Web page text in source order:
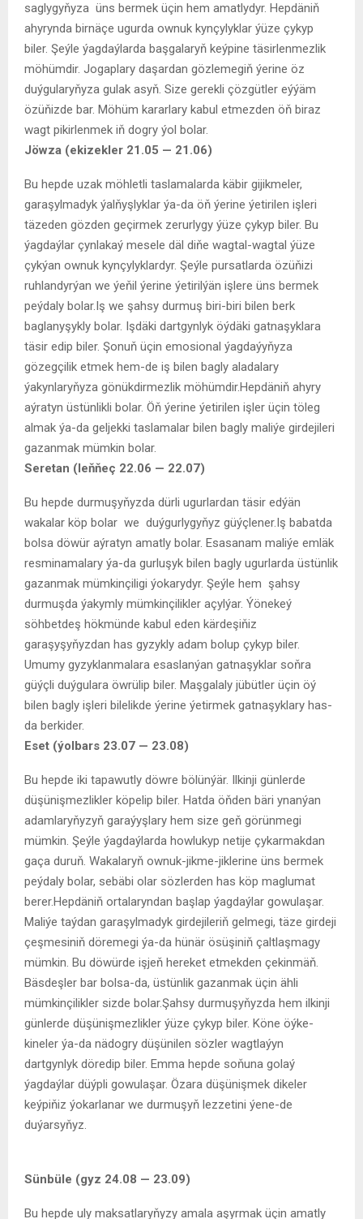
saglygyňyza üns bermek üçin hem amatlydyr. Hepdäniň
ahyrynda birnäçe ugurda ownuk kynçylyklar ýüze çykyp
biler. Şeýle ýagdaýlarda başgalaryň keýpine täsirlenmezlik
möhümdir. Jogaplary daşardan gözlemegiň ýerine öz
duýgularyňyza gulak asyň. Size gerekli çözgütler eýýäm
özüňizde bar. Möhüm kararlary kabul etmezden öň biraz
wagt pikirlenmek iň dogry ýol bolar.
Jöwza (ekizekler 21.05 — 21.06)
Bu hepde uzak möhletli taslamalarda käbir gijikmeler,
garaşylmadyk ýalňyşlyklar ýa-da öň ýerine ýetirilen işleri
täzeden gözden geçirmek zerurlygy ýüze çykyp biler. Bu
ýagdaýlar çynlakaý mesele däl diňe wagtal-wagtal ýüze
çykýan ownuk kynçylyklardyr. Şeýle pursatlarda özüňizi
ruhlandyrýan we ýeňil ýerine ýetirilýän işlere üns bermek
peýdaly bolar.Iş we şahsy durmuş biri-biri bilen berk
baglanyşykly bolar. Işdäki dartgynlyk öýdäki gatnaşyklara
täsir edip biler. Şonuň üçin emosional ýagdaýyňyza
gözegçilik etmek hem-de iş bilen bagly aladalary
ýakynlaryňyza gönükdirmezlik möhümdir.Hepdäniň ahyry
aýratyn üstünlikli bolar. Öň ýerine ýetirilen işler üçin töleg
almak ýa-da geljekki taslamalar bilen bagly maliýe girdejileri
gazanmak mümkin bolar.
Seretan (leňňeç 22.06 — 22.07)
Bu hepde durmuşyňyzda dürli ugurlardan täsir edýän
wakalar köp bolar we duýgurlygyňyz güýçlener.Iş babatda
bolsa döwür aýratyn amatly bolar. Esasanam maliýe emläk
resminamalary ýa-da gurluşyk bilen bagly ugurlarda üstünlik
gazanmak mümkinçiligi ýokarydyr. Şeýle hem şahsy
durmuşda ýakymly mümkinçilikler açylýar. Ýönekeý
söhbetdeş hökmünde kabul eden kärdeşiňiz
garaşyşyňyzdan has gyzykly adam bolup çykyp biler.
Umumy gyzyklanmalara esaslanýan gatnaşyklar soňra
güýçli duýgulara öwrülip biler. Maşgalaly jübütler üçin öý
bilen bagly işleri bilelikde ýerine ýetirmek gatnaşyklary has-
da berkider.
Eset (ýolbars 23.07 — 23.08)
Bu hepde iki tapawutly döwre bölünýär. Ilkinji günlerde
düşünişmezlikler köpelip biler. Hatda öňden bäri ynanýan
adamlaryňyzyň garaýyşlary hem size geň görünmegi
mümkin. Şeýle ýagdaýlarda howlukyp netije çykarmakdan
gaça duruň. Wakalaryň ownuk-jikme-jiklerine üns bermek
peýdaly bolar, sebäbi olar sözlerden has köp maglumat
berer.Hepdäniň ortalaryndan başlap ýagdaýlar gowulaşar.
Maliýe taýdan garaşylmadyk girdejileriň gelmegi, täze girdeji
çeşmesiniň döremegi ýa-da hünär ösüşiniň çaltlaşmagy
mümkin. Bu döwürde işjeň hereket etmekden çekinmäň.
Bäsdeşler bar bolsa-da, üstünlik gazanmak üçin ähli
mümkinçilikler sizde bolar.Şahsy durmuşyňyzda hem ilkinji
günlerde düşünişmezlikler ýüze çykyp biler. Köne öýke-
kineler ýa-da nädogry düşünilen sözler wagtlaýyn
dartgynlyk döredip biler. Emma hepde soňuna golaý
ýagdaýlar düýpli gowulaşar. Özara düşünişmek dikeler
keýpiňiz ýokarlanar we durmuşyň lezzetini ýene-de
duýarsyňyz.
Sünbüle (gyz 24.08 — 23.09)
Bu hepde uly maksatlaryňyzy amala aşyrmak üçin amatly